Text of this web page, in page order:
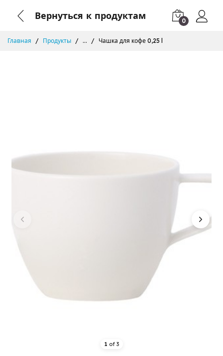
Вернуться к продуктам 0
Главная Продукты ... Чашка для кофе 0,25 l
1 of 3